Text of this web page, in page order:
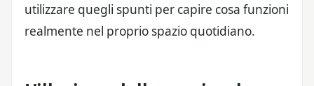
utilizzare quegli spunti per capire cosa funzioni
realmente nel proprio spazio quotidiano.